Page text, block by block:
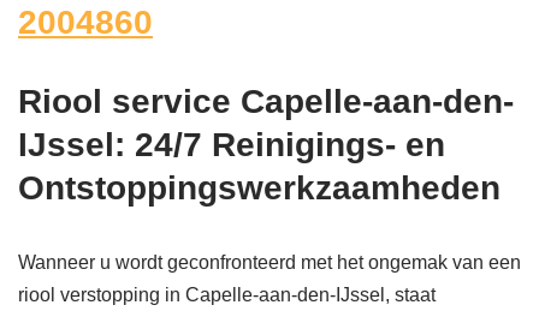
2004860
Riool service Capelle-aan-den-
IJssel: 24/7 Reinigings- en
Ontstoppingswerkzaamheden
Wanneer u wordt geconfronteerd met het ongemak van een
riool verstopping in Capelle-aan-den-IJssel, staat